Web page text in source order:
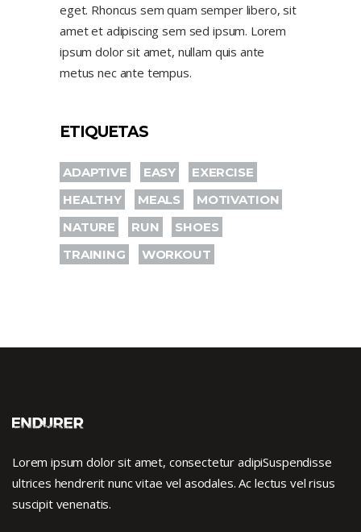
eget. Rhoncus sem quam semper libero, sit
amet et adipiscing sem sed ipsum. Lorem
ipsum dolor sit amet, nullam quis ante
metus nec ante tempus.
ETIQUETAS
ADAPTIVE EASY
EXERCISE
HEALTHY
MEALS
MOTIVATION
NATURE
RUN
SHOES
TRAINING
WORKOUT
Lorem ipsum dolor sit amet, consectetur adipiSuspendisse
ultrices hendrerit nunc vitae vel asodales. Ac lectus vel risus
suscipit venenatis.